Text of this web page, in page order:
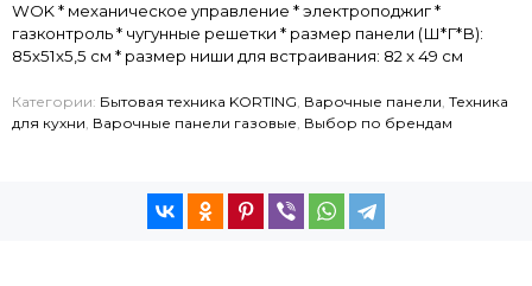
WOK * механическое управление * электроподжиг *
газконтроль * чугунные решетки * размер панели (Ш*Г*В):
85х51х5,5 см * размер ниши для встраивания: 82 x 49 см
Категории: Бытовая техника KORTING, Варочные панели, Техника
для кухни, Варочные панели газовые, Выбор по брендам